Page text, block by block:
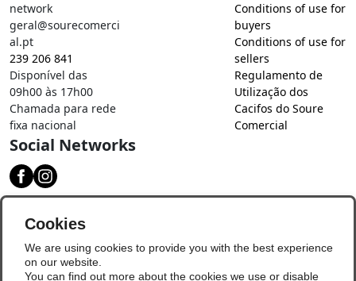
network
geral@sourecomerci
al.pt
239 206 841
Disponível das
09h00 às 17h00
Chamada para rede
fixa nacional
Conditions of use for
buyers
Conditions of use for
sellers
Regulamento de
Utilização dos
Cacifos do Soure
Comercial
Social Networks
Cookies
We are using cookies to provide you with the best experience
on our website.
You can find out more about the cookies we use or disable